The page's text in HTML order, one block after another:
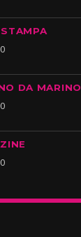
DA MARINO